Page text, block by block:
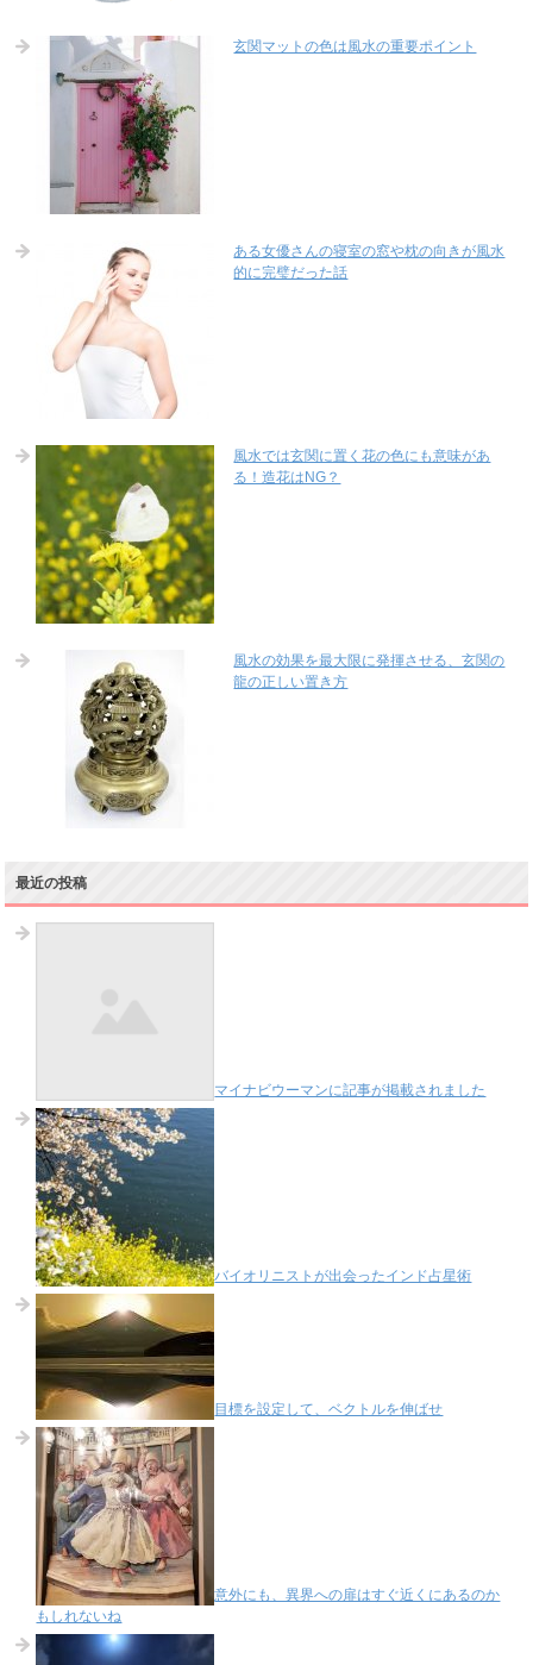
玄関マットの色は風水の重要ポイント
ある女優さんの寝室の窓や枕の向きが風水
的に完璧だった話
風水では玄関に置く花の色にも意味があ
る！造花はNG？
風水の効果を最大限に発揮させる、玄関の
龍の正しい置き方
最近の投稿
マイナビウーマンに記事が掲載されました
バイオリニストが出会ったインド占星術
目標を設定して、ベクトルを伸ばせ
意外にも、異界への扉はすぐ近くにあるのか
もしれないね